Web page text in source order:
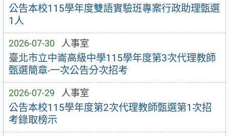
公告本校115學年度雙語實驗班專案行政助理甄選
1人
2026-07-30 人事室
臺北市立中崙高級中學115學年度第3次代理教師
甄選簡章-一次公告分次招考
2026-07-29 人事室
公告本校115學年度第2次代理教師甄選第1次招
考錄取榜示